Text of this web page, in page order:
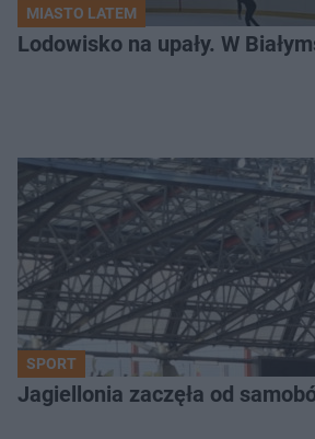
MIASTO LATEM
Lodowisko na upały. W
SPORT
Jagiellonia zaczęła od